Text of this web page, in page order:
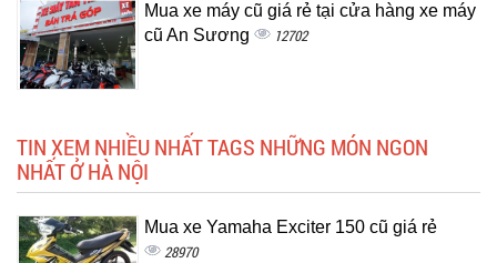
Mua xe máy cũ giá rẻ tại cửa hàng xe máy
cũ An Sương
12702
TIN XEM NHIỀU NHẤT TAGS NHỮNG MÓN NGON
NHẤT Ở HÀ NỘI
Mua xe Yamaha Exciter 150 cũ giá rẻ
28970